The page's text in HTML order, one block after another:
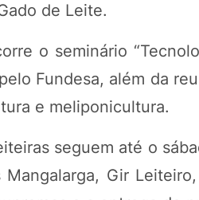
de Leite.
o seminário
Fundesa, além da
e meliponicultura.
seguem até o
Gir